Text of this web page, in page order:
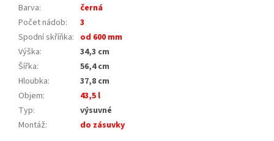
Barva:
černá
Počet nádob:
3
Spodní skříňka: od 600 mm
Výška:
34,3 cm
Šířka:
56,4 cm
Hloubka:
37,8 cm
Objem:
43,5 l
Typ:
výsuvné
Montáž: do zásuvky